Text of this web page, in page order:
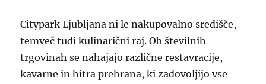
Citypark Ljubljana ni le nakupovalno središče,
temveč tudi kulinarični raj. Ob številnih
trgovinah se nahajajo različne restavracije,
kavarne in hitra prehrana, ki zadovoljijo vse